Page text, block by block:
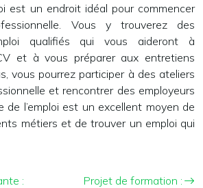
est un endroit idéal pour commencer
Vous y trouverez des
qualifiés qui vous aideront à
et à vous préparer aux entretiens
vous pourrez participer à des ateliers
et rencontrer des employeurs
de l’emploi est un excellent moyen de
métiers et de trouver un emploi qui
:
Projet de formation :